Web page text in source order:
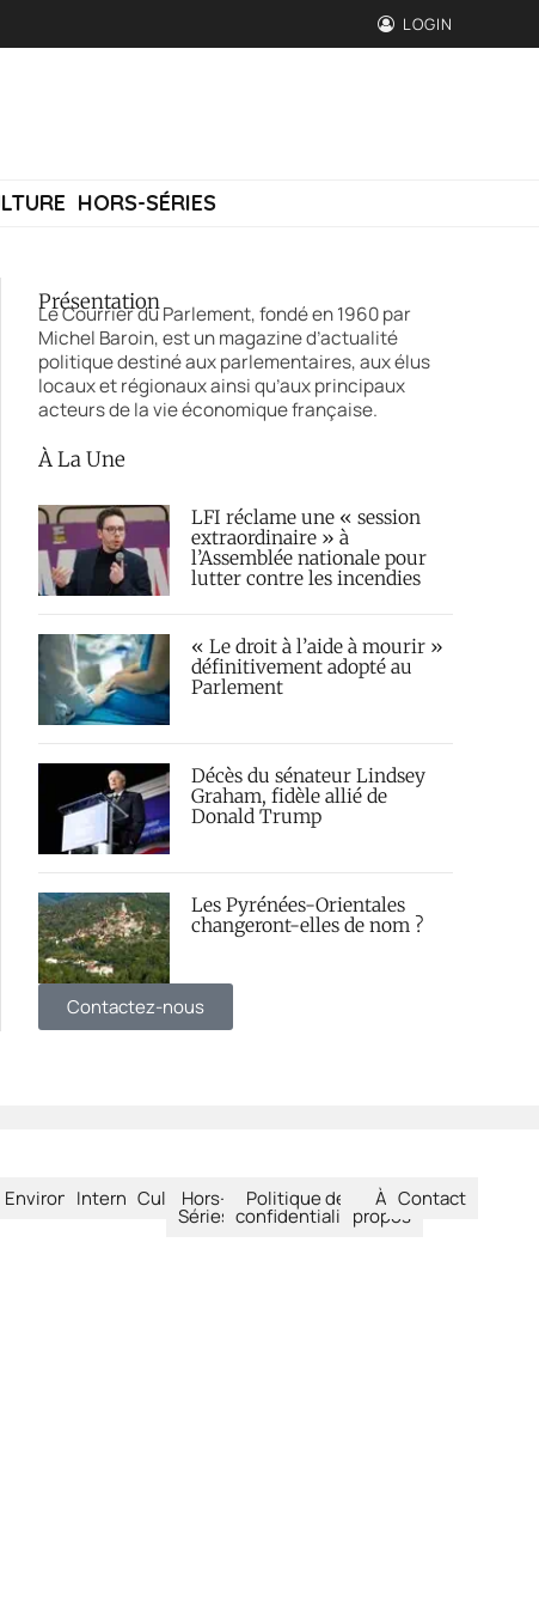
LOGIN
HORS-SÉRIES
Présentation
Le Courrier du Parlement, fondé en 1960 par
Michel Baroin, est un magazine d’actualité
politique destiné aux parlementaires, aux élus
locaux et régionaux ainsi qu’aux principaux
acteurs de la vie économique française.
À La Une
LFI réclame une « session
extraordinaire » à
l’Assemblée nationale pour
lutter contre les incendies
« Le droit à l’aide à mourir »
définitivement adopté au
Parlement
Décès du sénateur Lindsey
Graham, fidèle allié de
Donald Trump
Les Pyrénées-Orientales
changeront-elles de nom ?
Contactez-nous
EnvironnementInternational
CultureHors-
Séries
Politique de
confidentialité
À
propos
Contact